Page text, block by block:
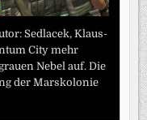
Sedlacek, Klaus-
City mehr
Nebel auf. Die
der Marskolonie